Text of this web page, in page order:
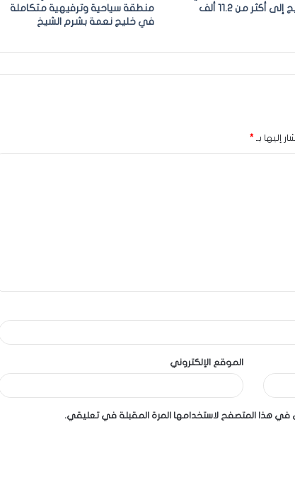
دول الخليج إلى أكثر من 11.2 ألف
منطقة سياحية وترفيهية متكاملة
في خليج نعمة بشرم الشيخ
إليها بـ *
الموقع الإلكتروني
في هذا المتصفح لاستخدامها المرة المقبلة في تعليقي.